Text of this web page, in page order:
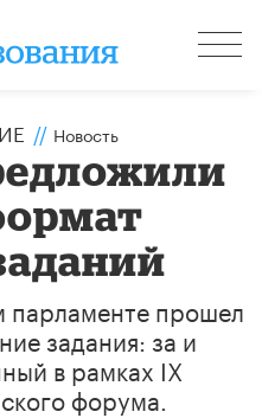
// Новость
парламенте прошел
задания: за и
в рамках IX
форума.